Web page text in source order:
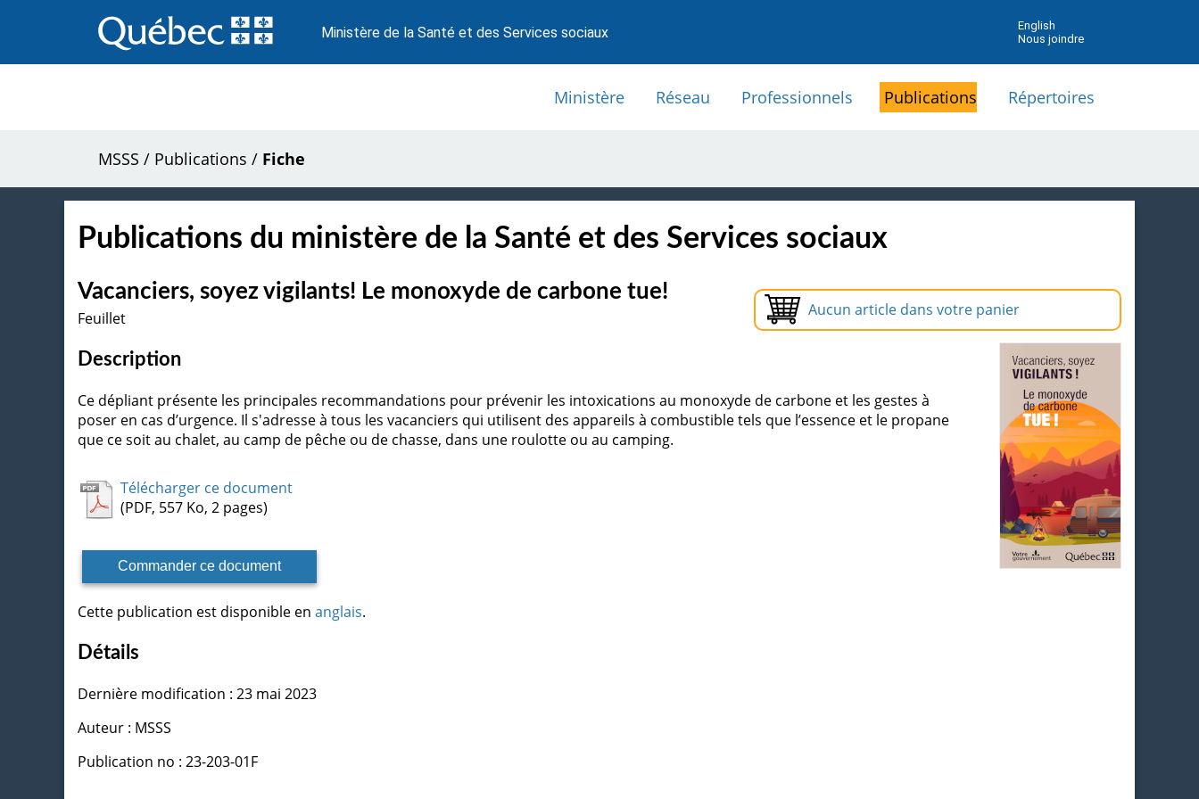
au
contenu
Ministère de la Santé et des Services sociaux
English
Nous joindre
Ministère Réseau Professionnels Publications Répertoires
MSSS / Publications / Fiche
Publications du ministère de la Santé et des Services sociaux
Aucun article dans votre panier
Vacanciers, soyez vigilants! Le monoxyde de carbone tue!
Feuillet
Description
Ce dépliant présente les principales recommandations pour prévenir les intoxications au monoxyde de carbone et les gestes à
poser en cas d’urgence. Il s'adresse à tous les vacanciers qui utilisent des appareils à combustible tels que l’essence et le propane
que ce soit au chalet, au camp de pêche ou de chasse, dans une roulotte ou au camping.
Télécharger ce document
(PDF, 557 Ko, 2 pages)
Commander ce document
Cette publication est disponible en anglais.
Détails
Dernière modification : 23 mai 2023
Auteur : MSSS
Publication no : 23-203-01F